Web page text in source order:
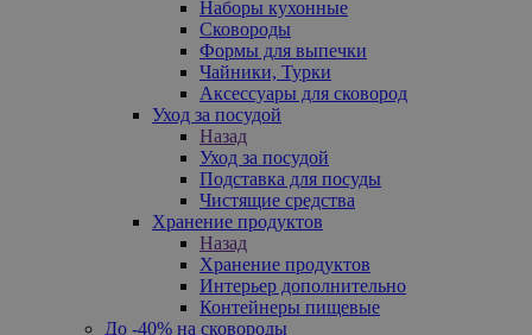
Наборы кухонные
Сковороды
Формы для выпечки
Чайники, Турки
Аксессуары для сковород
Уход за посудой
Назад
Уход за посудой
Подставка для посуды
Чистящие средства
Хранение продуктов
Назад
Хранение продуктов
Интерьер дополнительно
Контейнеры пищевые
До -40% на сковороды